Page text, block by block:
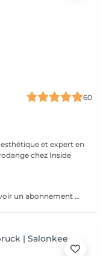
60
et expert en
chez Inside
Votre bilan est indispensable pour prévoir un abonnement ou séance pour la lumière pulsée. Il permettra de vous expliquer comment cela fonctionne ainsi de personnaliser votre forfait en fonction de vos besoins et de votre budget. La lumiere pulsée est une technique d'épilation définitive corps complet mais pas que ! Elle propose aussi : Photo rajeunissement Stimule la production de collagène-élastine Anti-tâches Traitement des rougeurs capillaires Traitement de l acné Votre bilan vous sera offert lors de la souscription d'un abonnement.